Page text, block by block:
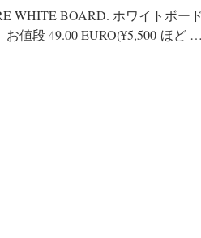
WHITE BOARD. ホワイトボー
値段 49.00 EURO(¥5,500-ほど …